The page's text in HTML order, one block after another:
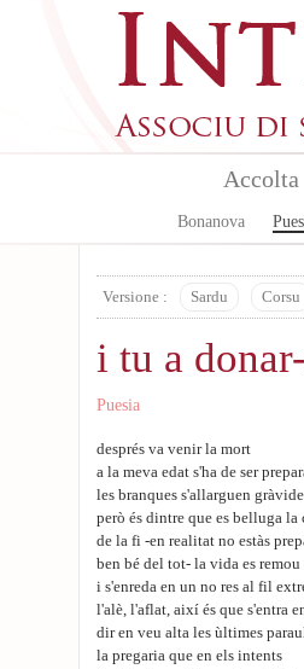
Accolta
Bonanova
Versione : Sardu Corsu
i tu a
Puesia
després va venir la mort
a la meva edat s'ha de ser
les branques s'allarguen
però és dintre que es belluga la
de la fi -en realitat no estàs
ben bé del tot- la vida es
i s'enreda en un no res al fil
l'alè, l'aflat, així és que s'entra
dir en veu alta les ùltimes
la pregaria que en els intents